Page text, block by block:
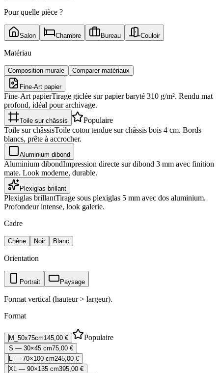
Pour quelle pièce ?
Salon Chambre Bureau Couloir
Matériau
Composition murale Comparer matériaux
Fine-Art papier
Fine-Art papierTirage giclée sur papier baryté 310 g/m². Rendu mat
profond, idéal pour archivage.
Toile sur châssis
Populaire
Toile sur châssisToile coton tendue sur châssis bois 4 cm. Bords
blancs, prête à accrocher.
Aluminium dibond
Aluminium dibondImpression directe sur dibond 3 mm avec finition
mate. Look moderne, durable.
Plexiglas brillant
Plexiglas brillantTirage sous plexiglas 5 mm avec dos aluminium.
Profondeur intense, look galerie.
Cadre
Chêne Noir Blanc
Orientation
Portrait Paysage
Format vertical (hauteur > largeur).
Format
M_50x75cm145,00 € Populaire
S — 30×45 cm75,00 €
L — 70×100 cm245,00 €
XL — 90×135 cm395,00 €